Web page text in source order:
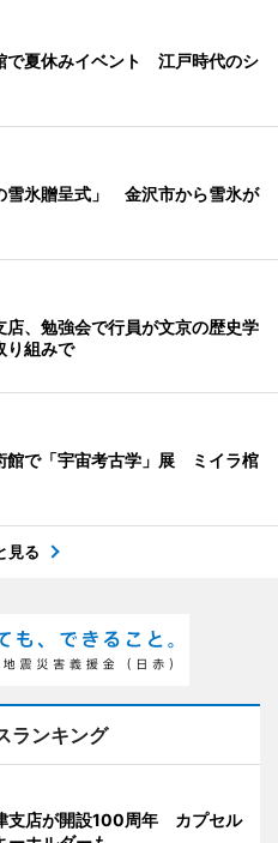
で夏休みイベント 江戸時代のシ
雪氷贈呈式」 金沢市から雪氷が
店、勉強会で行員が文京の歴史学
組みで
館で「宇宙考古学」展 ミイラ棺
見る
ランキング
支店が開設100周年 カプセル